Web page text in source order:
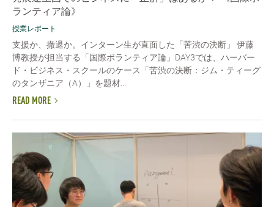
ランティア論》
授業レポート
支援か、撤退か。インターン生が直面した「苦渋の決断」 伊藤
博教授が担当する「国際ボランティア論」DAY3では、ハーバー
ド・ビジネス・スクールのケース「苦渋の決断：ジム・ティーグ
のタンザニア（A）」を題材...
READ MORE